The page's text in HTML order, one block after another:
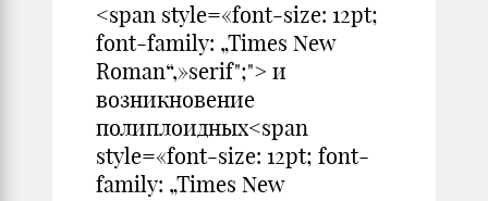
<span style=«font-size: 12pt;
font-family: „Times New
Roman“,»serif";"> и
возникновение
полиплоидных<span
style=«font-size: 12pt; font-
family: „Times New